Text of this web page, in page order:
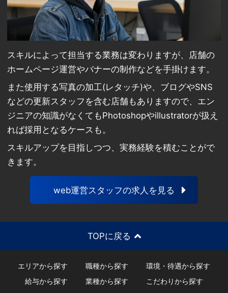
スキルによって担当する業務は変わりますが、店舗の
ホームページ運営やバナーの制作などを手掛けます。
また使用する写真の加工(レタッチ)や、ブログやSNS
などの更新スタッフを含む店舗もありますので、エン
ジニアの知識がなくてもPhotoshopやillustratorが扱え
れば採用となるケースも。
スキルアップを目指しつつ、実務経験を積むことがで
きます。
web運営スタッフの求人を見る
TOPに戻る
エリアから探す 職種から探す
環境・待遇から探す
給与から探す
業種から探す こだわりから探す